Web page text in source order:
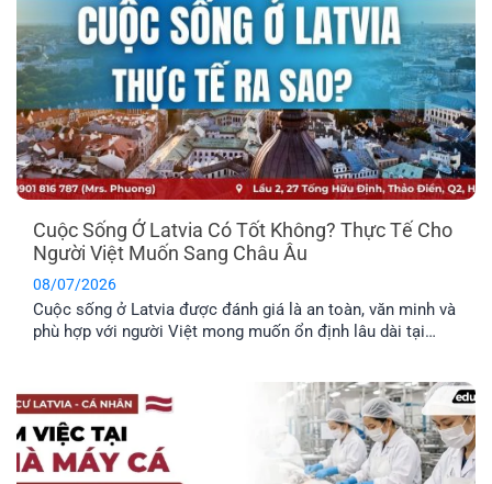
Cuộc Sống Ở Latvia Có Tốt Không? Thực Tế Cho
Người Việt Muốn Sang Châu Âu
08/07/2026
Cuộc sống ở Latvia được đánh giá là an toàn, văn minh và
phù hợp với người Việt mong muốn ổn định lâu dài tại
về môi trường sống, văn hóa và phúc lợi dành riêng cho
công dân.